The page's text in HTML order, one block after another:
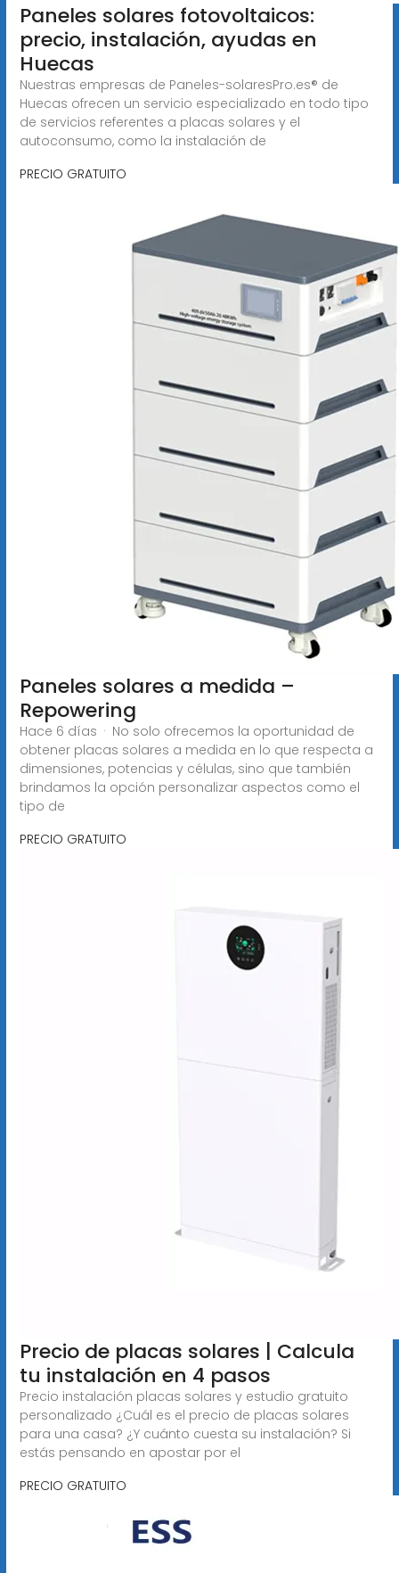
Paneles solares fotovoltaicos:
precio, instalación, ayudas en
Huecas
Nuestras empresas de Paneles-solaresPro.es® de
Huecas ofrecen un servicio especializado en todo tipo
de servicios referentes a placas solares y el
autoconsumo, como la instalación de
PRECIO GRATUITO
Paneles solares a medida –
Repowering
Hace 6 días · No solo ofrecemos la oportunidad de
obtener placas solares a medida en lo que respecta a
dimensiones, potencias y células, sino que también
brindamos la opción personalizar aspectos como el
tipo de
PRECIO GRATUITO
Precio de placas solares | Calcula
tu instalación en 4 pasos
Precio instalación placas solares y estudio gratuito
personalizado ¿Cuál es el precio de placas solares
para una casa? ¿Y cuánto cuesta su instalación? Si
estás pensando en apostar por el
PRECIO GRATUITO